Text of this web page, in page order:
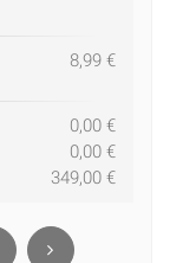
8,99 €
0,00 €
0,00 €
349,00 €